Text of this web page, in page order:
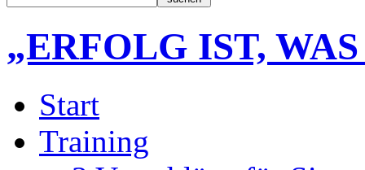
„ERFOLG IST,
Start
Training